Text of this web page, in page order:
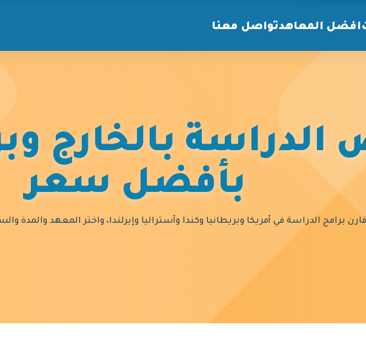
افضل المعاهدتواصل معنا
بالخارج
بأفضل سعر
قارن برامج الدراسة في أمريكا وبريطانيا وكندا وأستراليا وإيرلندا، واختر المعهد والمدة